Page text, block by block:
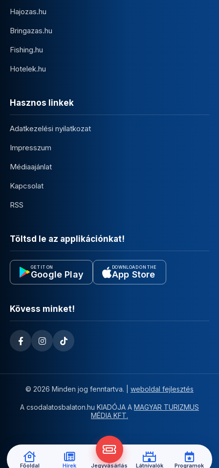
Hajozas.hu
Bringazas.hu
Fishing.hu
Hotelek.hu
Hasznos linkek
Adatkezelési nyilatkozat
Impresszum
Médiaajánlat
Kapcsolat
RSS
Töltsd le az applikációnkat!
GET IT ON
Google Play
DOWNLOAD ON THE
App Store
Kövess minket!
© 2026 Minden jog fenntartva. | weboldal fejlesztés
A csodalatosbalaton.hu KIADÓJA A MAGYAR TURIZMUS
MÉDIA KFT.
Főoldal Hírek Jegyvásárlás Látnivalók Programok